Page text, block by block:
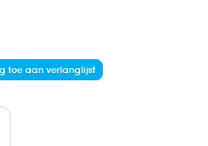
toe aan verlanglijst